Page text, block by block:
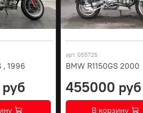
, 1996
арт. 055725
BMW R1150GS 2000
455000 руб
В корзину